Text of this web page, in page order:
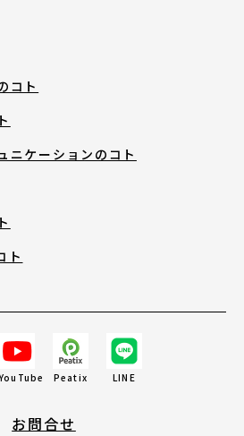
コト
ニケーションのコト
ト
YouTube Peatix LINE
お問合せ